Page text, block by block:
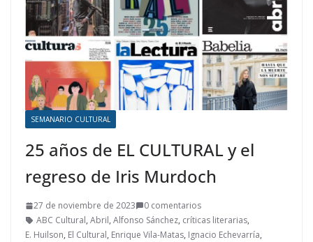
SEMANARIO CULTURAL
25 años de EL CULTURAL y el
regreso de Iris Murdoch
27 de noviembre de 2023
0 comentarios
ABC Cultural, Abril, Alfonso Sánchez, críticas literarias,
E. Huilson, El Cultural, Enrique Vila-Matas, Ignacio Echevarría,